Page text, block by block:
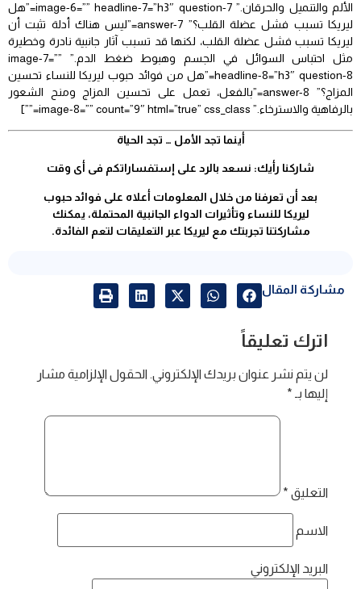
الألم والتنميل والحرقان.” image-6=”” headline-7=”h3″ question-7=”هل
ليريكا تسبب فشل عضلة القلب؟” answer-7=”ليس هناك أدلة تثبت أن
ليريكا تسبب فشل عضلة القلب، لكنها قد تسبب آثار جانبية نادرة وخطيرة
مثل احتباس السوائل في الجسم وهبوط ضغط الدم.” image-7=””
headline-8=”h3″ question-8=”هل من فوائد حبوب ليريكا للنساء تحسين
المزاج؟” answer-8=”بالفعل، تعمل على تحسين المزاج ومنح الشعور
بالرفاهية والاسترخاء.” image-8=”” count=”9″ html=”true” css_class=””]
أينما تجد الأمل … تجد الحياة
شاركنا رأيك: نسعد بالرد على إستفساراتكم فى أى وقت
بعد أن تعرفنا من خلال المعلومات أعلاه على فوائد حبوب
ليريكا للنساء وتأثيرات الدواء الجانبية المحتملة، يمكنك
مشاركتنا تجربتك مع ليريكا عبر التعليقات لتعم الفائدة.
مشاركة المقال
اترك تعليقاً
لن يتم نشر عنوان بريدك الإلكتروني. الحقول الإلزامية مشار
إليها بـ *
التعليق *
الاسم
البريد الإلكتروني